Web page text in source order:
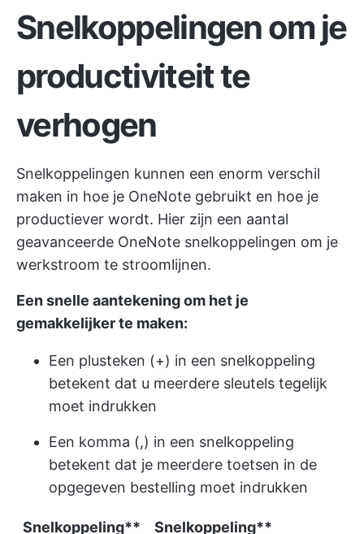
Snelkoppelingen om je
productiviteit te
verhogen
Snelkoppelingen kunnen een enorm verschil
maken in hoe je OneNote gebruikt en hoe je
productiever wordt. Hier zijn een aantal
geavanceerde OneNote snelkoppelingen om je
werkstroom te stroomlijnen.
Een snelle aantekening om het je
gemakkelijker te maken:
Een plusteken (+) in een snelkoppeling
betekent dat u meerdere sleutels tegelijk
moet indrukken
Een komma (,) in een snelkoppeling
betekent dat je meerdere toetsen in de
opgegeven bestelling moet indrukken
Snelkoppeling** Snelkoppeling**